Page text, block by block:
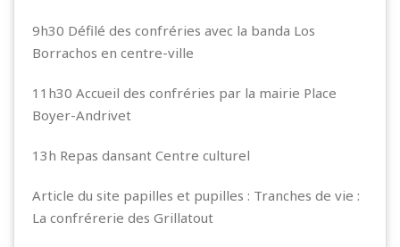
9h30 Défilé des confréries avec la banda Los
Borrachos en centre-ville
11h30 Accueil des confréries par la mairie Place
Boyer-Andrivet
13h Repas dansant Centre culturel
Article du site papilles et pupilles : Tranches de vie :
La confrérerie des Grillatout